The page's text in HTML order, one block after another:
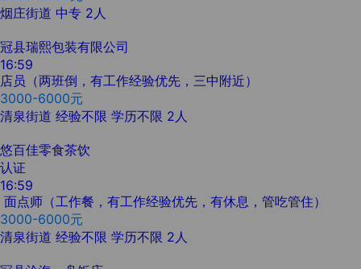
烟庄街道 中专 2人
冠县瑞熙包装有限公司
16:59
店员（两班倒，有工作经验优先，三中附近）
3000-6000元
清泉街道 经验不限 学历不限 2人
悠百佳零食茶饮
认证
16:59
面点师（工作餐，有工作经验优先，有休息，管吃管住）
3000-6000元
清泉街道 经验不限 学历不限 2人